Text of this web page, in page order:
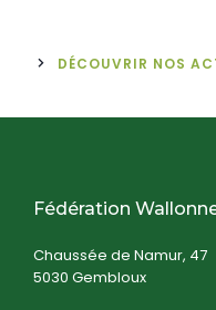
DÉCOUVRIR NOS
Fédération
Chaussée de Namur, 47
5030 Gembloux